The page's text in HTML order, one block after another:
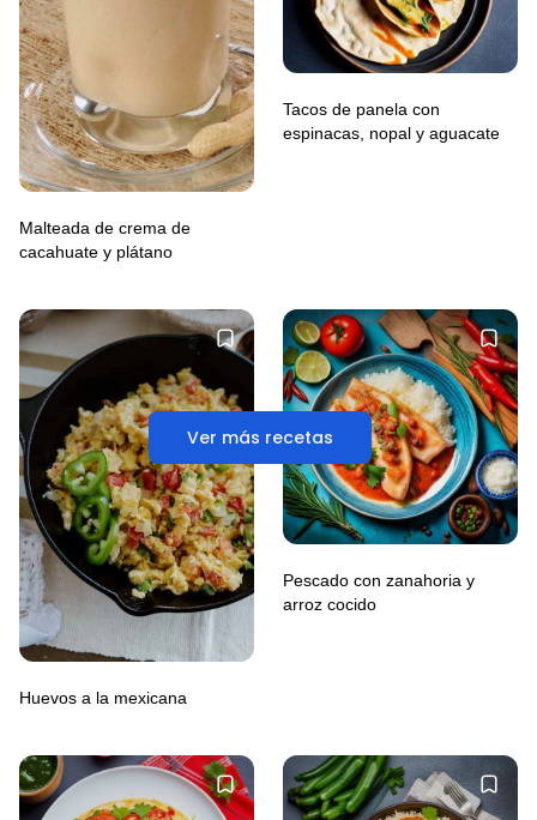
Ver más recetas
Malteada de crema de
cacahuate y plátano
Tacos de panela con
espinacas, nopal y aguacate
Huevos a la mexicana
Pescado con zanahoria y
arroz cocido